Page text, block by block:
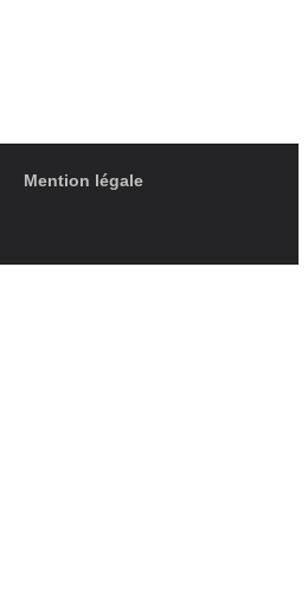
Mention légale